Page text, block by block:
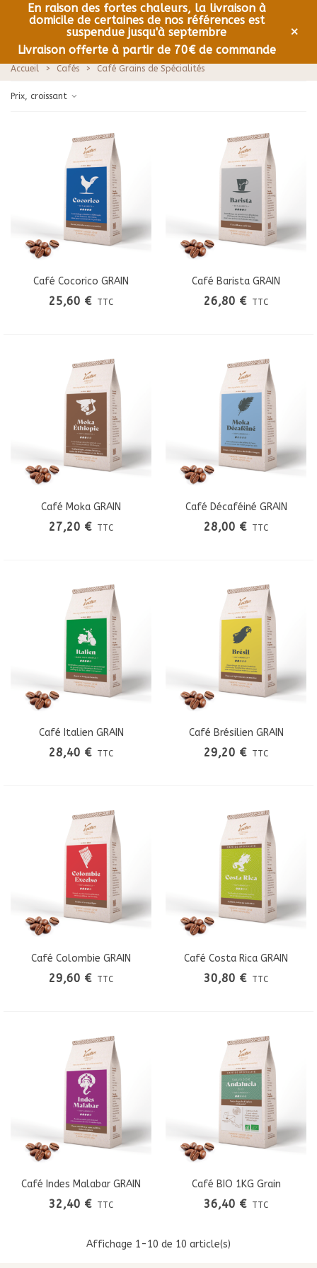
Menu 0
Accueil > Cafés > Café Grains de Spécialités
Prix, croissant
Café Cocorico GRAIN
25,60 € TTC
Café Barista GRAIN
26,80 € TTC
Café Moka GRAIN
27,20 € TTC
Café Décaféiné GRAIN
28,00 € TTC
Café Italien GRAIN
28,40 € TTC
Café Brésilien GRAIN
29,20 € TTC
Café Colombie GRAIN
29,60 € TTC
Café Costa Rica GRAIN
30,80 € TTC
Café Indes Malabar GRAIN
32,40 € TTC
Café BIO 1KG Grain
Salvador Andalucia
36,40 € TTC
Affichage 1-10 de 10 article(s)
En raison des fortes chaleurs, la livraison à
domicile de certaines de nos références est
suspendue jusqu'à septembre
Livraison offerte à partir de 70€ de commande
×